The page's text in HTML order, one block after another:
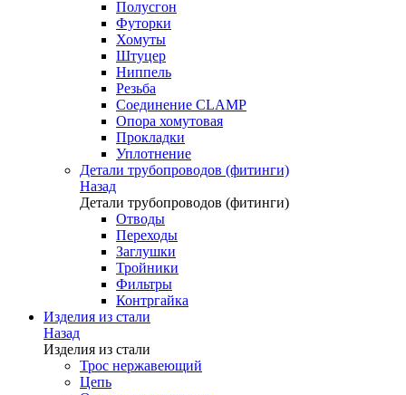
Полусгон
Футорки
Хомуты
Штуцер
Ниппель
Резьба
Соединение CLAMP
Опора хомутовая
Прокладки
Уплотнение
Детали трубопроводов (фитинги)
Назад
Детали трубопроводов (фитинги)
Отводы
Переходы
Заглушки
Тройники
Фильтры
Контргайка
Изделия из стали
Назад
Изделия из стали
Трос нержавеющий
Цепь